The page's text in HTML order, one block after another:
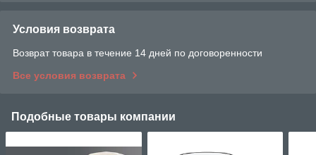
Условия возврата
Возврат товара в течение 14 дней по договоренности
Все условия возврата
Подобные товары компании